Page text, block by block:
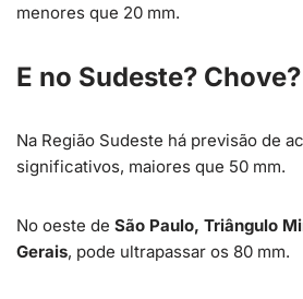
menores que 20 mm.
E no Sudeste? Chove?
Na Região Sudeste há previsão de
significativos, maiores que 50 mm.
No oeste de São Paulo, Triângulo
Gerais, pode ultrapassar os 80 mm.